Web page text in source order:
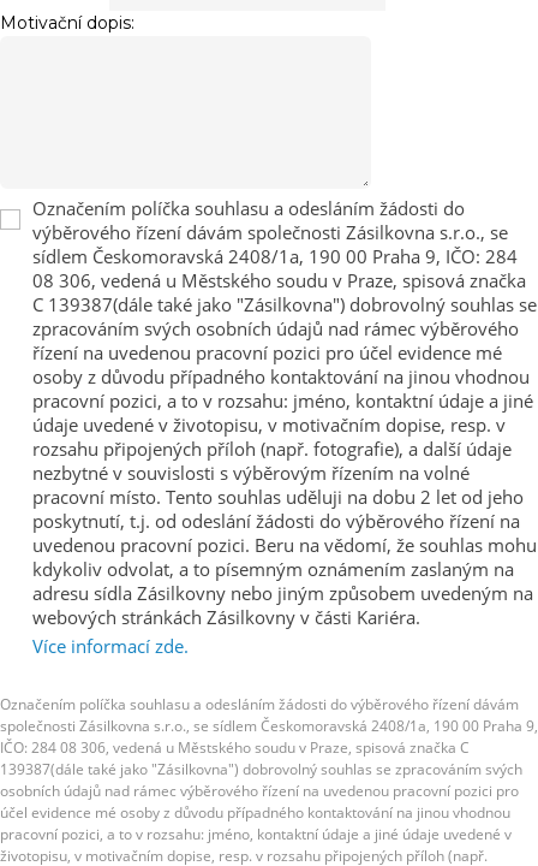
Motivační dopis:
Označením políčka souhlasu a odesláním žádosti do
výběrového řízení dávám společnosti Zásilkovna s.r.o., se
sídlem Českomoravská 2408/1a, 190 00 Praha 9, IČO: 284
08 306, vedená u Městského soudu v Praze, spisová značka
C 139387(dále také jako "Zásilkovna") dobrovolný souhlas se
zpracováním svých osobních údajů nad rámec výběrového
řízení na uvedenou pracovní pozici pro účel evidence mé
osoby z důvodu případného kontaktování na jinou vhodnou
pracovní pozici, a to v rozsahu: jméno, kontaktní údaje a jiné
údaje uvedené v životopisu, v motivačním dopise, resp. v
rozsahu připojených příloh (např. fotografie), a další údaje
nezbytné v souvislosti s výběrovým řízením na volné
pracovní místo. Tento souhlas uděluji na dobu 2 let od jeho
poskytnutí, t.j. od odeslání žádosti do výběrového řízení na
uvedenou pracovní pozici. Beru na vědomí, že souhlas mohu
kdykoliv odvolat, a to písemným oznámením zaslaným na
adresu sídla Zásilkovny nebo jiným způsobem uvedeným na
webových stránkách Zásilkovny v části Kariéra.
Více informací zde.
Označením políčka souhlasu a odesláním žádosti do výběrového řízení dávám
společnosti Zásilkovna s.r.o., se sídlem Českomoravská 2408/1a, 190 00 Praha 9,
IČO: 284 08 306, vedená u Městského soudu v Praze, spisová značka C
139387(dále také jako "Zásilkovna") dobrovolný souhlas se zpracováním svých
osobních údajů nad rámec výběrového řízení na uvedenou pracovní pozici pro
účel evidence mé osoby z důvodu případného kontaktování na jinou vhodnou
pracovní pozici, a to v rozsahu: jméno, kontaktní údaje a jiné údaje uvedené v
životopisu, v motivačním dopise, resp. v rozsahu připojených příloh (např.